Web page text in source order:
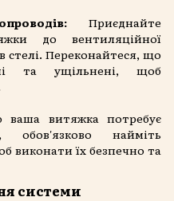
Приєднайте
до вентиляційної
стелі. Переконайтеся, що
та ущільнені, щоб
ваша витяжка потребує
обов'язково найміть
виконати їх безпечно та
системи